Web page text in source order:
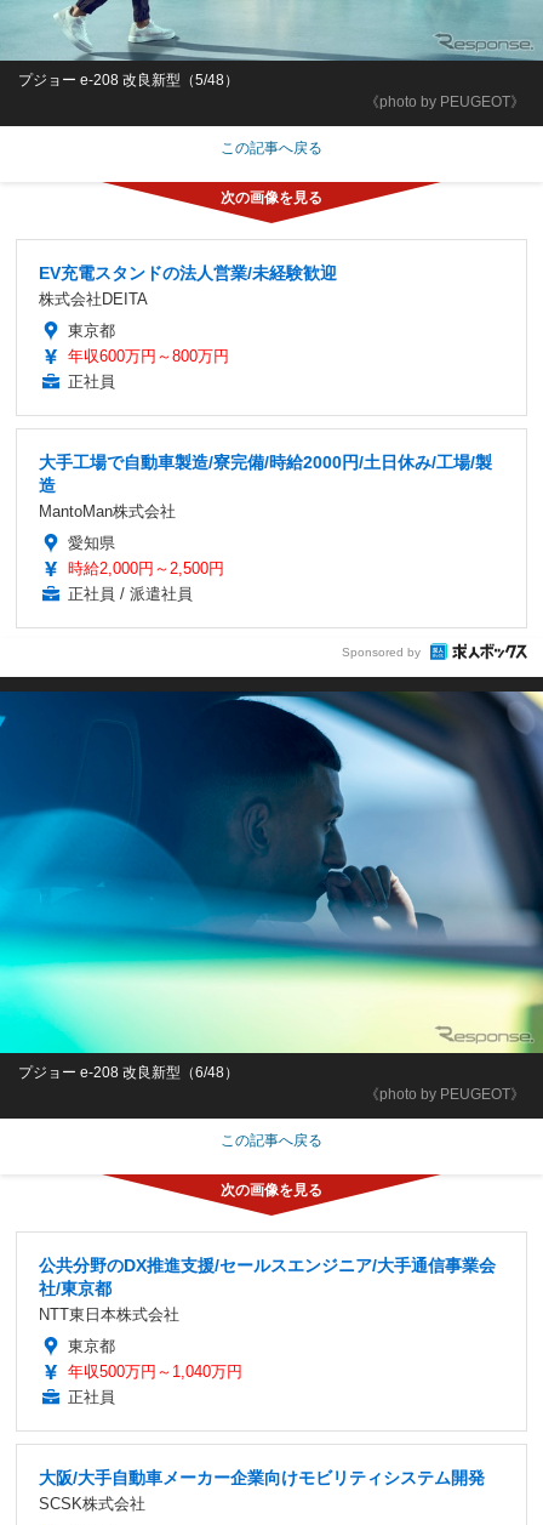
《photo by PEUGEOT》
プジョー e-208 改良新型（5/48）
この記事へ戻る
EV充電スタンドの法人営業/未経験歓迎
株式会社DEITA
東京都
年収600万円～800万円
正社員
大手工場で自動車製造/寮完備/時給2000円/土日休み/工場/製
造
MantoMan株式会社
愛知県
時給2,000円～2,500円
正社員 / 派遣社員
Sponsored by
《photo by PEUGEOT》
プジョー e-208 改良新型（6/48）
この記事へ戻る
公共分野のDX推進支援/セールスエンジニア/大手通信事業会
社/東京都
NTT東日本株式会社
東京都
年収500万円～1,040万円
正社員
大阪/大手自動車メーカー企業向けモビリティシステム開発
SCSK株式会社